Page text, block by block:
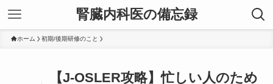
腎臓内科医の備忘録
ホーム 初期/後期研修のこと
【J-OSLER攻略】忙しい人のため